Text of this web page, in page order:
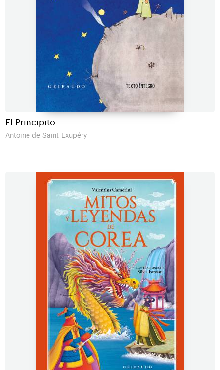
El Principito
Antoine de Saint-Exupéry